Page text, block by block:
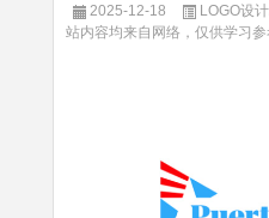
2025-12-18 LOGO设
站内容均来自网络，仅供学习参